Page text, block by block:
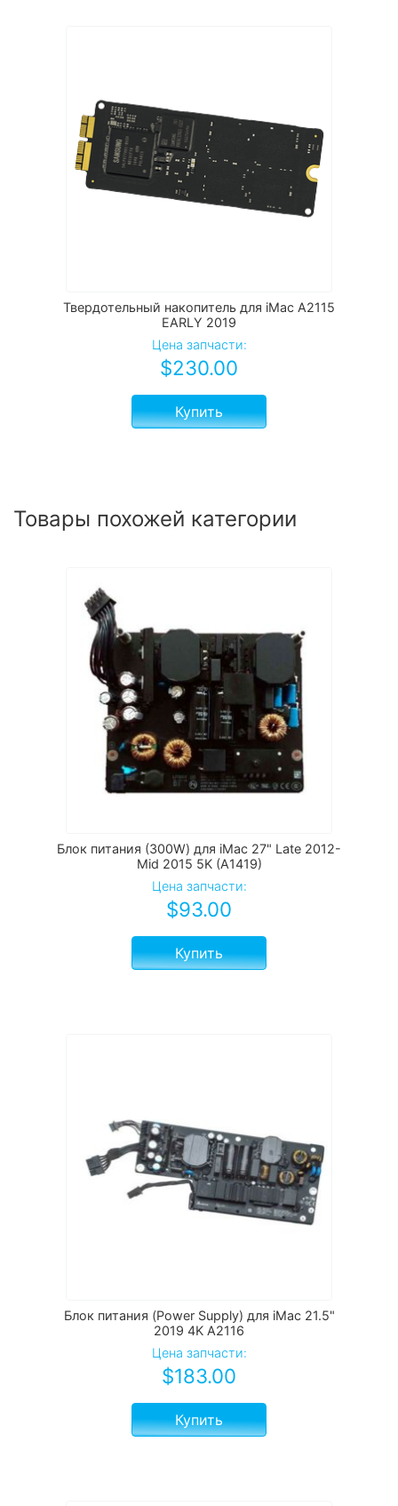
Твердотельный накопитель для iMac A2115
EARLY 2019
Цена запчасти:
$230.00
Купить
Товары похожей категории
Блок питания (300W) для iMac 27" Late 2012-
Mid 2015 5K (A1419)
Цена запчасти:
$93.00
Купить
Блок питания (Power Supply) для iMac 21.5"
2019 4K A2116
Цена запчасти:
$183.00
Купить